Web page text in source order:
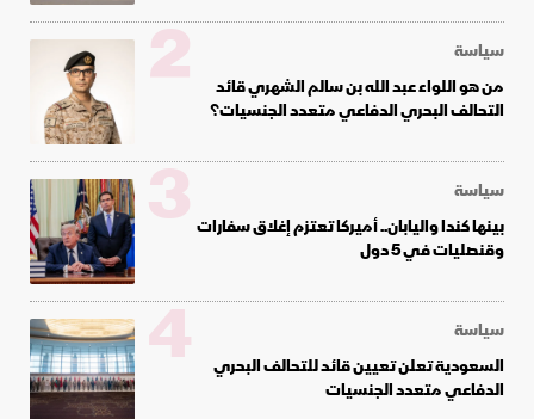
سياسة
من هو اللواء عبد الله بن سالم الشهري قائد
التحالف البحري الدفاعي متعدد الجنسيات؟
2
سياسة
بينها كندا واليابان.. أميركا تعتزم إغلاق سفارات
وقنصليات في 5 دول
3
سياسة
السعودية تعلن تعيين قائد للتحالف البحري
الدفاعي متعدد الجنسيات
4